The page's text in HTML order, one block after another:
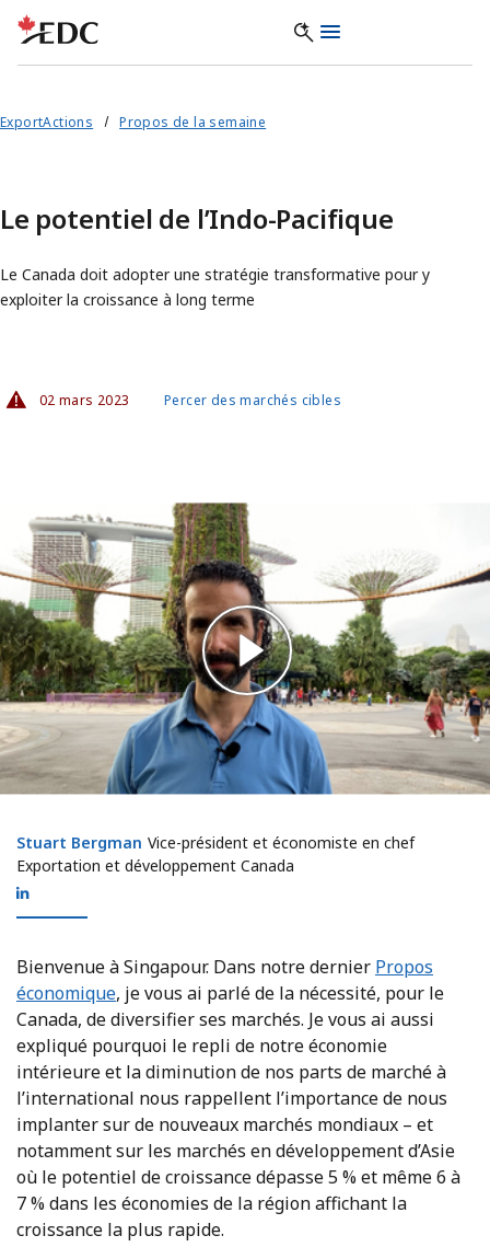
ExportActions Propos de la semaine
Le potentiel de l’Indo-Pacifique
Le Canada doit adopter une stratégie transformative pour y
exploiter la croissance à long terme
02 mars 2023 Percer des marchés cibles
Stuart Bergman
Stuart Bergman Vice-président et économiste en chef
Exportation et développement Canada
Bienvenue à Singapour. Dans notre dernier Propos
économique, je vous ai parlé de la nécessité, pour le
Canada, de diversifier ses marchés. Je vous ai aussi
expliqué pourquoi le repli de notre économie
intérieure et la diminution de nos parts de marché à
l’international nous rappellent l’importance de nous
implanter sur de nouveaux marchés mondiaux – et
notamment sur les marchés en développement d’Asie
où le potentiel de croissance dépasse 5 % et même 6 à
7 % dans les économies de la région affichant la
croissance la plus rapide.